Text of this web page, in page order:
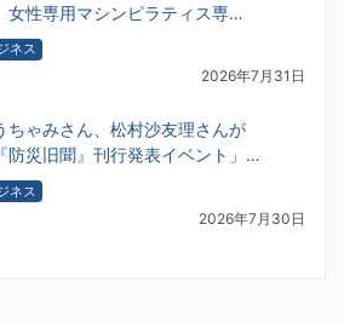
性専用マシンピラティス専…
ネス
2026年7月31日
ちゃみさん、松村沙友理さんが
防災旧聞』刊行発表イベント」…
ネス
2026年7月30日